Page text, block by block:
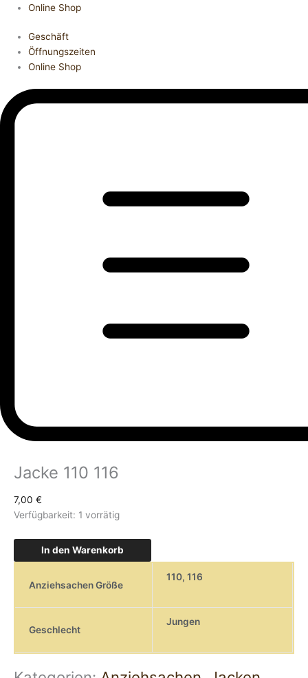
Online Shop
Geschäft
Öffnungszeiten
Online Shop
Jacke 110 116
7,00 €
Verfügbarkeit: 1 vorrätig
In den Warenkorb
Anziehsachen Größe
110, 116
Geschlecht
Jungen